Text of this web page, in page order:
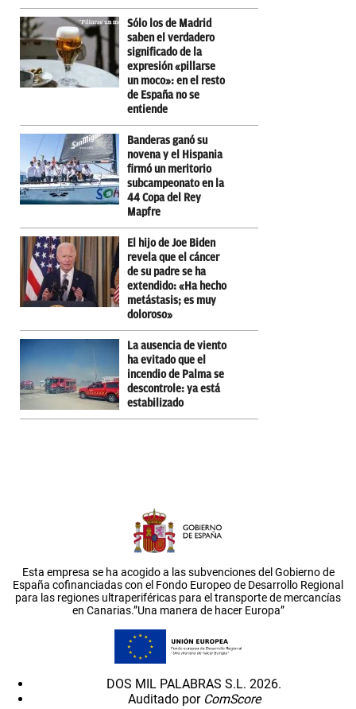
Sólo los de Madrid
saben el verdadero
significado de la
expresión «pillarse
un moco»: en el resto
de España no se
entiende
Banderas ganó su
novena y el Hispania
firmó un meritorio
subcampeonato en la
44 Copa del Rey
Mapfre
El hijo de Joe Biden
revela que el cáncer
de su padre se ha
extendido: «Ha hecho
metástasis; es muy
doloroso»
La ausencia de viento
ha evitado que el
incendio de Palma se
descontrole: ya está
estabilizado
Esta empresa se ha acogido a las subvenciones del Gobierno de
España cofinanciadas con el Fondo Europeo de Desarrollo Regional
para las regiones ultraperiféricas para el transporte de mercancías
en Canarias.”Una manera de hacer Europa”
DOS MIL PALABRAS S.L. 2026.
Auditado por ComScore